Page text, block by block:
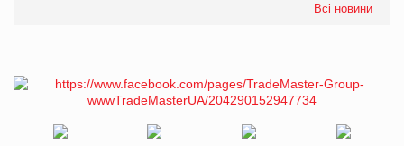
Всі новини